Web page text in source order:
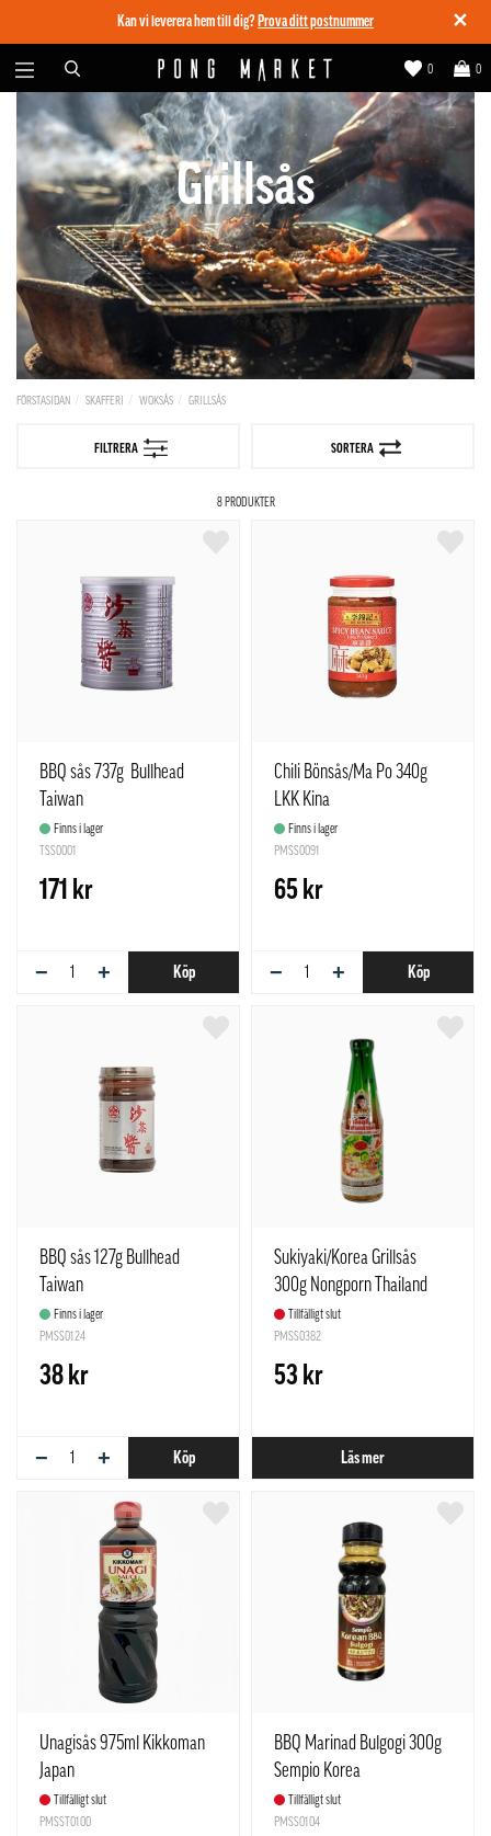
✕
Kan vi leverera hem till dig? Prova ditt postnummer
0
0
Grillsås
FÖRSTASIDAN SKAFFERI WOKSÅS GRILLSÅS
FILTRERA SORTERA
8 PRODUKTER
BBQ sås 737g Bullhead
Taiwan
Finns i lager
TSS0001
171 kr
− + Köp
Chili Bönsås/Ma Po 340g
LKK Kina
Finns i lager
PMSS0091
65 kr
− + Köp
BBQ sås 127g Bullhead
Taiwan
Finns i lager
PMSS0124
38 kr
− + Köp
Sukiyaki/Korea Grillsås
300g Nongporn Thailand
Tillfälligt slut
PMSS0382
53 kr
Läs mer
Unagisås 975ml Kikkoman
Japan
Tillfälligt slut
PMSST0100
BBQ Marinad Bulgogi 300g
Sempio Korea
Tillfälligt slut
PMSS0104